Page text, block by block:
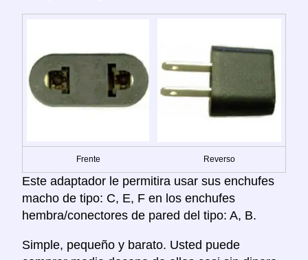
Frente Reverso
Este adaptador le permitira usar sus enchufes
macho de tipo: C, E, F en los enchufes
hembra/conectores de pared del tipo: A, B.
Simple, pequeño y barato. Usted puede